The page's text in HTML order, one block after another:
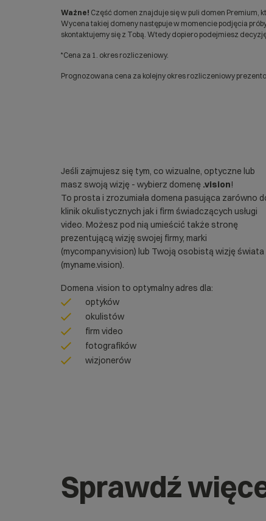
Ważne! Część domen znajduje się w puli domen
Wycena takiej domeny następuje w momencie podjęcia
skontaktujemy się z Tobą. Wtedy dopiero podejmiesz
*Cena za 1. okres rozliczeniowy.
Prognozowana cena za kolejny okres rozliczeniowy
Jeśli zajmujesz się tym, co wizualne, optyczne lub
masz swoją wizję - wybierz domenę .vision!
To prosta i zrozumiała domena pasująca zarówno
klinik okulistycznych jak i firm świadczących usługi
video. Możesz pod nią umieścić także stronę
prezentującą wizję swojej firmy, marki
(mycompany.vision) lub Twoją osobistą wizję świata
(myname.vision).
Domena .vision to optymalny adres dla:
optyków
okulistów
firm video
fotografików
wizjonerów
Sprawdź